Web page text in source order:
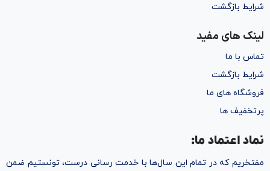
شرایط بازگشت
لینک های مفید
تماس با ما
شرایط بازگشت
فروشگاه های ما
پرتخفیف ها
نماد اعتماد ما:
مفتخریم که در تمام این سال‌ها با خدمت رسانی درست، تونستیم ضمن